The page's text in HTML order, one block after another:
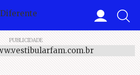
PUBLICIDADE